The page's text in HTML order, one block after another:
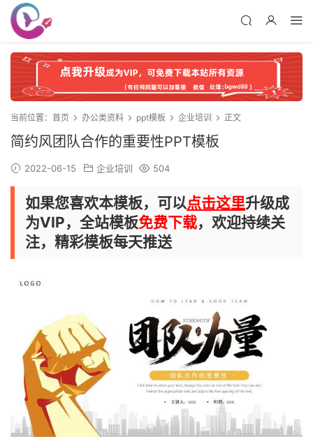
当前位置： 首页 办公类资料 ppt模板 企业培训 正文
简约风团队合作的重要性PPT模板
2022-06-15 企业培训 504
如果您喜欢本模板，可以点击这里升级成
为VIP，全站模板免费下载，欢迎持续关
注，精彩模板每天推送